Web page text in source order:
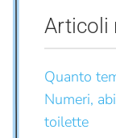
Articoli
Quanto
Numeri,
toilette